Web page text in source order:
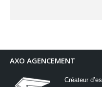
AXO AGENCEMENT
Créateur